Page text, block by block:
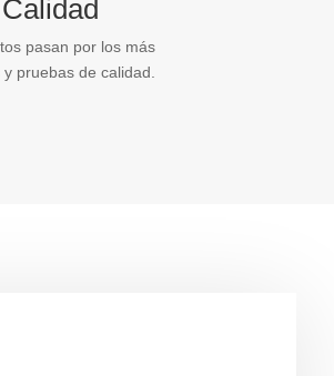
pasan por los más
pruebas de calidad.